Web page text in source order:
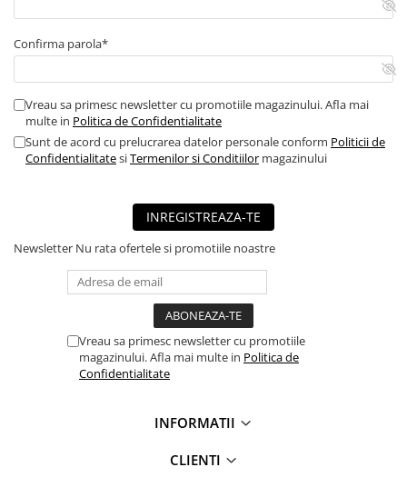
■ Mobilier service
■ Scule de mana
■ Vopsea spray
■ Sistem AC
■ Bancuri de scule
■ Ulei motor RAVENOL
■ Ulei motor LIQUI MOLY
■ Ulei motor CASTROL
■ Ulei motor FUCHS
■ Ulei motor VALVOLINE
Confirma parola*
Vreau sa primesc newsletter cu promotiile magazinului. Afla mai
multe in Politica de Confidentialitate
Sunt de acord cu prelucrarea datelor personale conform Politicii de
ConfidentialitatesiTermenilor si Conditiilor magazinului
INREGISTREAZA-TE
Newsletter Nu rata ofertele si promotiile noastre
Vreau sa primesc newsletter cu promotiile
magazinului. Afla mai multe in Politica de
Confidentialitate
INFORMATII
CLIENTI